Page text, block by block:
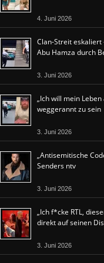
4. Juni 2026
Clan-Streit eskaliert
Abu Hamza durch
3. Juni 2026
„Ich will mein
weggerannt zu sein
3. Juni 2026
„Antisemitische
Senders ntv
3. Juni 2026
„Ich f*cke RTL,
direkt auf seinen
3. Juni 2026